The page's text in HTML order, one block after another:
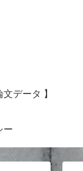
文データ 】
ー